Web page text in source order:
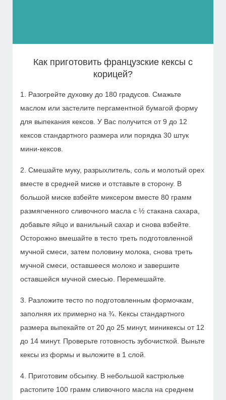
Как приготовить французские кексы с
корицей?
1. Разогрейте духовку до 180 градусов. Смажьте
маслом или застелите пергаментной бумагой форму
для выпекания кексов. У Вас получится от 9 до 12
кексов стандартного размера или порядка 30 штук
мини-кексов.
2. Смешайте муку, разрыхлитель, соль и молотый орех
вместе в средней миске и отставьте в сторону. В
большой миске взбейте миксером вместе 80 грамм
размягченного сливочного масла с ½ стакана сахара,
добавьте яйцо и ванильный сахар и снова взбейте.
Осторожно вмешайте в тесто треть подготовленной
мучной смеси, затем половину молока, снова треть
мучной смеси, оставшееся молоко и завершите
оставшейся мучной смесью. Перемешайте.
3. Разложите тесто по подготовленным формочкам,
заполняя их примерно на ¾. Кексы стандартного
размера выпекайте от 20 до 25 минут, миникексы от 12
до 14 минут. Проверьте готовность зубочисткой. Выньте
кексы из формы и выложите в 1 слой.
4. Приготовим обсыпку. В небольшой кастрюльке
растопите 100 грамм сливочного масла на среднем